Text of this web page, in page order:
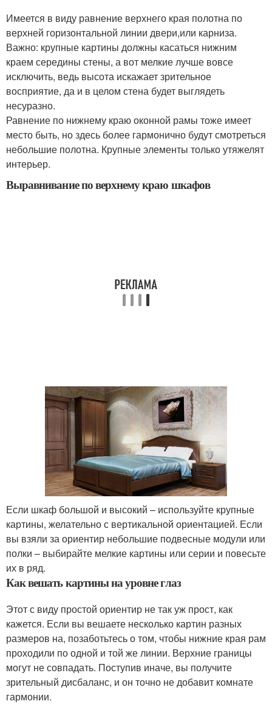
Имеется в виду равнение верхнего края полотна по
верхней горизонтальной линии двери,или карниза.
Важно: крупные картины должны касаться нижним
краем середины стены, а вот мелкие лучше вовсе
исключить, ведь высота искажает зрительное
восприятие, да и в целом стена будет выглядеть
несуразно.
Равнение по нижнему краю оконной рамы тоже имеет
место быть, но здесь более гармонично будут смотреться
небольшие полотна. Крупные элементы только утяжелят
интерьер.
Выравнивание по верхнему краю шкафов
Если шкаф большой и высокий – используйте крупные
картины, желательно с вертикальной ориентацией. Если
вы взяли за ориентир небольшие подвесные модули или
полки – выбирайте мелкие картины или серии и повесьте
их в ряд.
Как вешать картины на уровне глаз
Этот с виду простой ориентир не так уж прост, как
кажется. Если вы вешаете несколько картин разных
размеров на, позаботьтесь о том, чтобы нижние края рам
проходили по одной и той же линии. Верхние границы
могут не совпадать. Поступив иначе, вы получите
зрительный дисбаланс, и он точно не добавит комнате
гармонии.